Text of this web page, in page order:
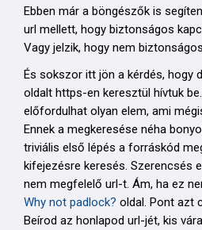
Ebben már a böngészők is
url mellett, hogy biztonságos
Vagy jelzik, hogy nem
És sokszor itt jön a kérdés, hogy
oldalt https-en keresztül hívtuk
előfordulhat olyan elem, ami
Ennek a megkeresése néha
triviális első lépés a forráskód
kifejezésre keresés. Szerencsés
nem megfelelő url-t. Ám, ha ez
Why not padlock? oldal. Pont azt
Beírod az honlapod url-jét, kis